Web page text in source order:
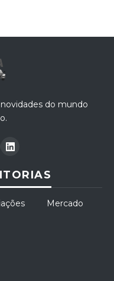
do mundo
Mercado